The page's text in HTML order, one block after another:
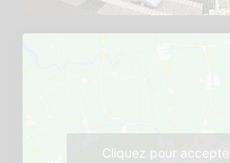
Cliquez pour